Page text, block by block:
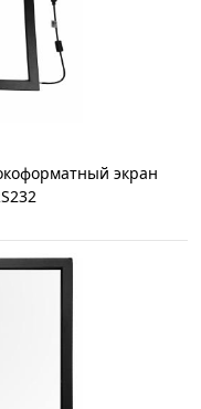
экран